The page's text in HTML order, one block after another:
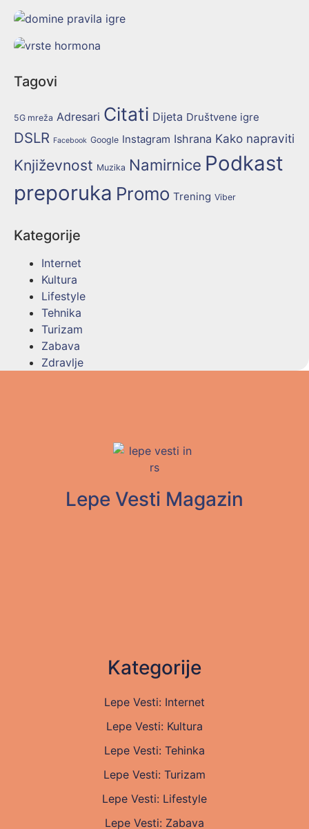
Tagovi
5G mreža Adresari Citati Dijeta Društvene igre
DSLR Facebook Google Instagram Ishrana Kako napraviti
Književnost Muzika Namirnice Podkast
preporuka Promo Trening Viber
Kategorije
Internet
Kultura
Lifestyle
Tehnika
Turizam
Zabava
Zdravlje
Lepe Vesti Magazin
Kategorije
Lepe Vesti: Internet
Lepe Vesti: Kultura
Lepe Vesti: Tehinka
Lepe Vesti: Turizam
Lepe Vesti: Lifestyle
Lepe Vesti: Zabava